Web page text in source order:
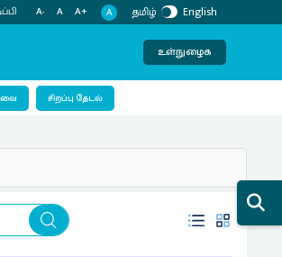
A- A A+ A தமிழ் English
உள்நுழைக
சிறப்பு தேடல்